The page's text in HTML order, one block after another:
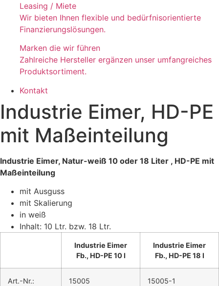
Leasing / Miete
Wir bieten Ihnen flexible und bedürfnisorientierte
Finanzierungslösungen.
Marken die wir führen
Zahlreiche Hersteller ergänzen unser umfangreiches
Produktsortiment.
Kontakt
Industrie Eimer, HD-PE
mit Maßeinteilung
Industrie Eimer, Natur-weiß 10 oder 18 Liter , HD-PE mit
Maßeinteilung
mit Ausguss
mit Skalierung
in weiß
Inhalt: 10 Ltr. bzw. 18 Ltr.
Industrie Eimer
Fb., HD-PE 10 l
Industrie Eimer
Fb., HD-PE 18 l
Art.-Nr.: 15005 15005-1